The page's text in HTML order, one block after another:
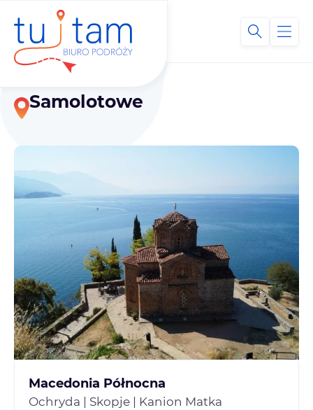
Samolotowe
Macedonia Północna
Ochryda | Skopje | Kanion Matka